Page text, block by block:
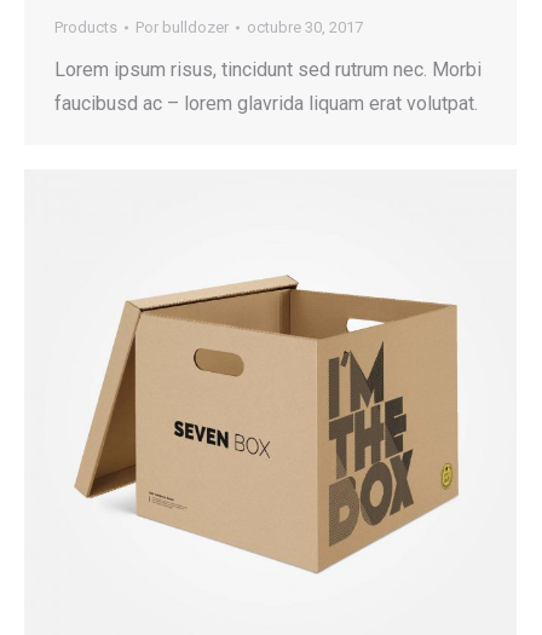
Products Por bulldozer octubre 30, 2017
Lorem ipsum risus, tincidunt sed rutrum nec. Morbi
faucibusd ac – lorem glavrida liquam erat volutpat.